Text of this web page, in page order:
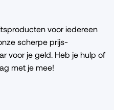
voor iedereen
scherpe prijs-
voor je geld. Heb je hulp of
met je mee!